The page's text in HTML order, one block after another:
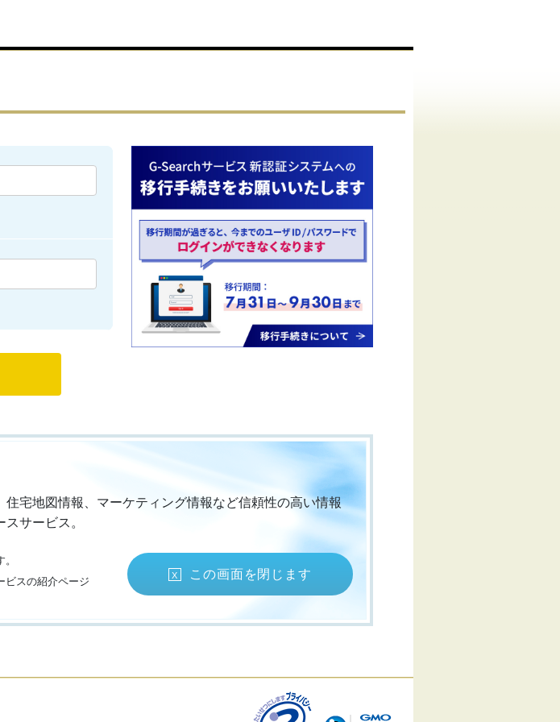
宅地図情報、マーケティング情報など信頼性の高い情報
サービス。
ビスの紹介ページ
この画面を閉じます